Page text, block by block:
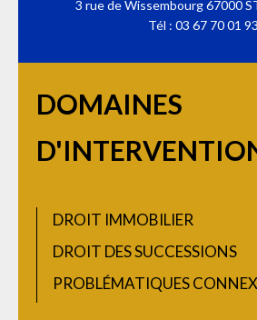
3 rue de Wissembourg 67000
Tél : 03 67 70 01 93
DOMAINES
DROIT IMMOBILIER
DROIT DES SUCCESSIONS
PROBLÉMATIQUES